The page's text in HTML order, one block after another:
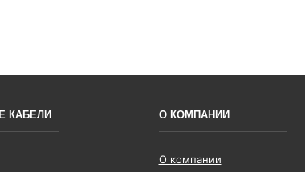
КАБЕЛИ О КОМПАНИИ
О компании